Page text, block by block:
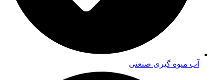
آب میوه گیری صنعتی